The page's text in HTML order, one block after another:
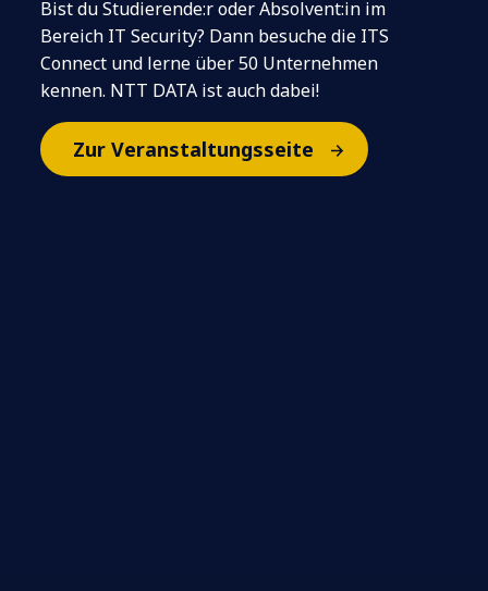
Bist du Studierende:r oder Absolvent:in im
Bereich IT Security? Dann besuche die ITS
Connect und lerne über 50 Unternehmen
kennen. NTT DATA ist auch dabei!
Zur Veranstaltungsseite